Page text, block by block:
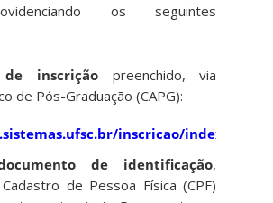
os seguintes
inscriçãopreenchido, via
de Pós-Graduação (CAPG):
inscricao/index.xhtml
de identificação,
de Pessoa Física (CPF)